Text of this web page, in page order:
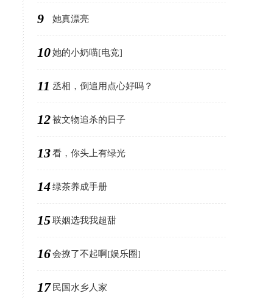
9 她真漂亮
10她的小奶喵[电竞]
11 丞相，倒追用点心好吗？
12被文物追杀的日子
13看，你头上有绿光
14绿茶养成手册
15联姻选我我超甜
16会撩了不起啊[娱乐圈]
17 民国水乡人家